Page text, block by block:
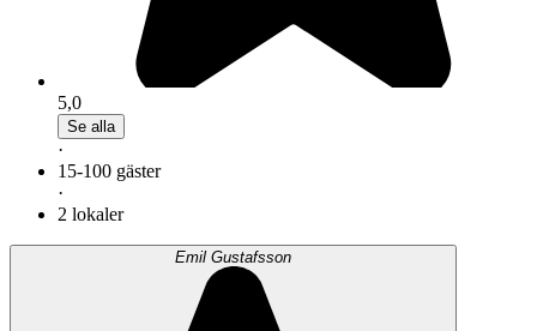
5,0
Se alla
·
15-100 gäster
·
2 lokaler
Emil Gustafsson